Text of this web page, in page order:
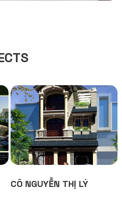
CÔ NGUYỄN THỊ LÝ